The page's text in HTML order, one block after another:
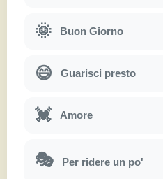
🌞 Buon Giorno
😄 Guarisci presto
💓 Amore
🎭 Per ridere un po'